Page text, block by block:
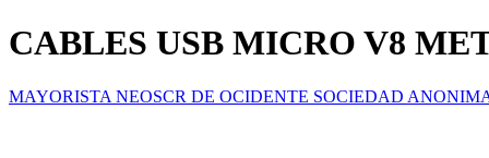
CABLES USB MICRO V8
MAYORISTA NEOSCR DE OCIDENTE SOCIEDAD